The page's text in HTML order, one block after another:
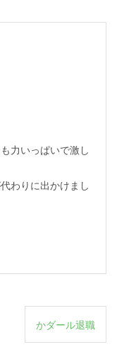
力いっぱいで激し
わりに出かけまし
かダール退職